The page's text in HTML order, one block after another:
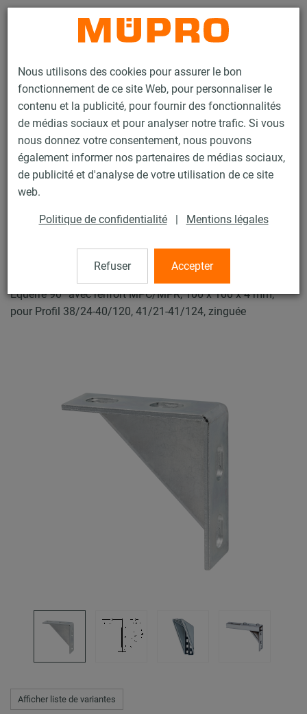
Nous utilisons des cookies pour assurer le bon
fonctionnement de ce site Web, pour personnaliser le
contenu et la publicité, pour fournir des fonctionnalités
de médias sociaux et pour analyser notre trafic. Si vous
nous donnez votre consentement, nous pouvons
également informer nos partenaires de médias sociaux,
de publicité et d'analyse de votre utilisation de ce site
web.
Politique de confidentialité | Mentions légales
Refuser Accepter
Contact
Produits Technique de fixation
Fixation de sprinklers
Rails d'installation pour la fixation de sprinklers
Equerre de consolidation
Equerre de consolidation
Equerre 90° avec renfort MPC/MPR, 100 x 100 x 4 mm,
pour Profil 38/24-40/120, 41/21-41/124, zinguée
Afficher liste de variantes